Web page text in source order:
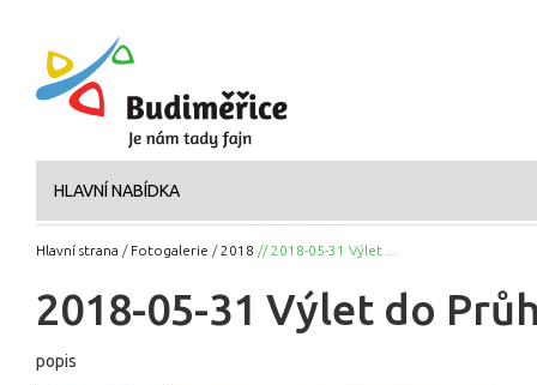
HLAVNÍ NABÍDKA
Hlavní strana / Fotogalerie /2018 // 2018-05-31 Výlet ...
2018-05-31 Výlet do
popis